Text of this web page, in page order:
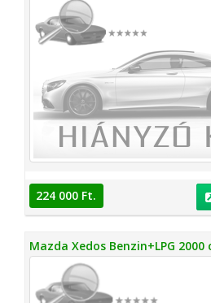
224 000 Ft.
Mazda Xedos Benzin+LPG 2000